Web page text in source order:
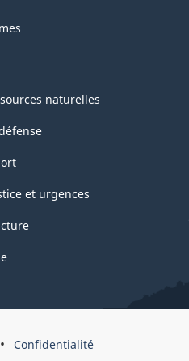
naturelles
et urgences
Confidentialité